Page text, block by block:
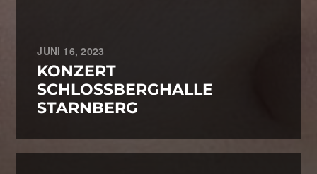
JUNI 16, 2023
KONZERT
SCHLOSSBERGHALLE
STARNBERG